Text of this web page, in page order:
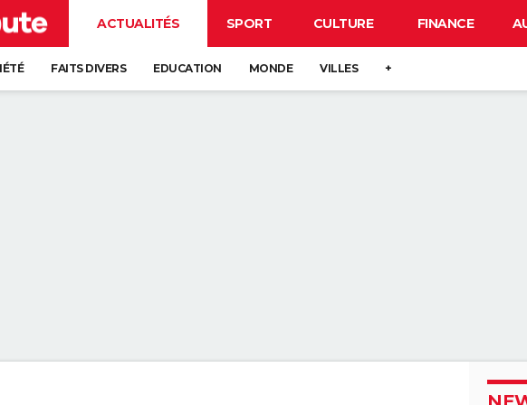
ACTUALITÉS SPORT CULTURE FINANCE
FAITS DIVERS EDUCATION MONDE VILLES +